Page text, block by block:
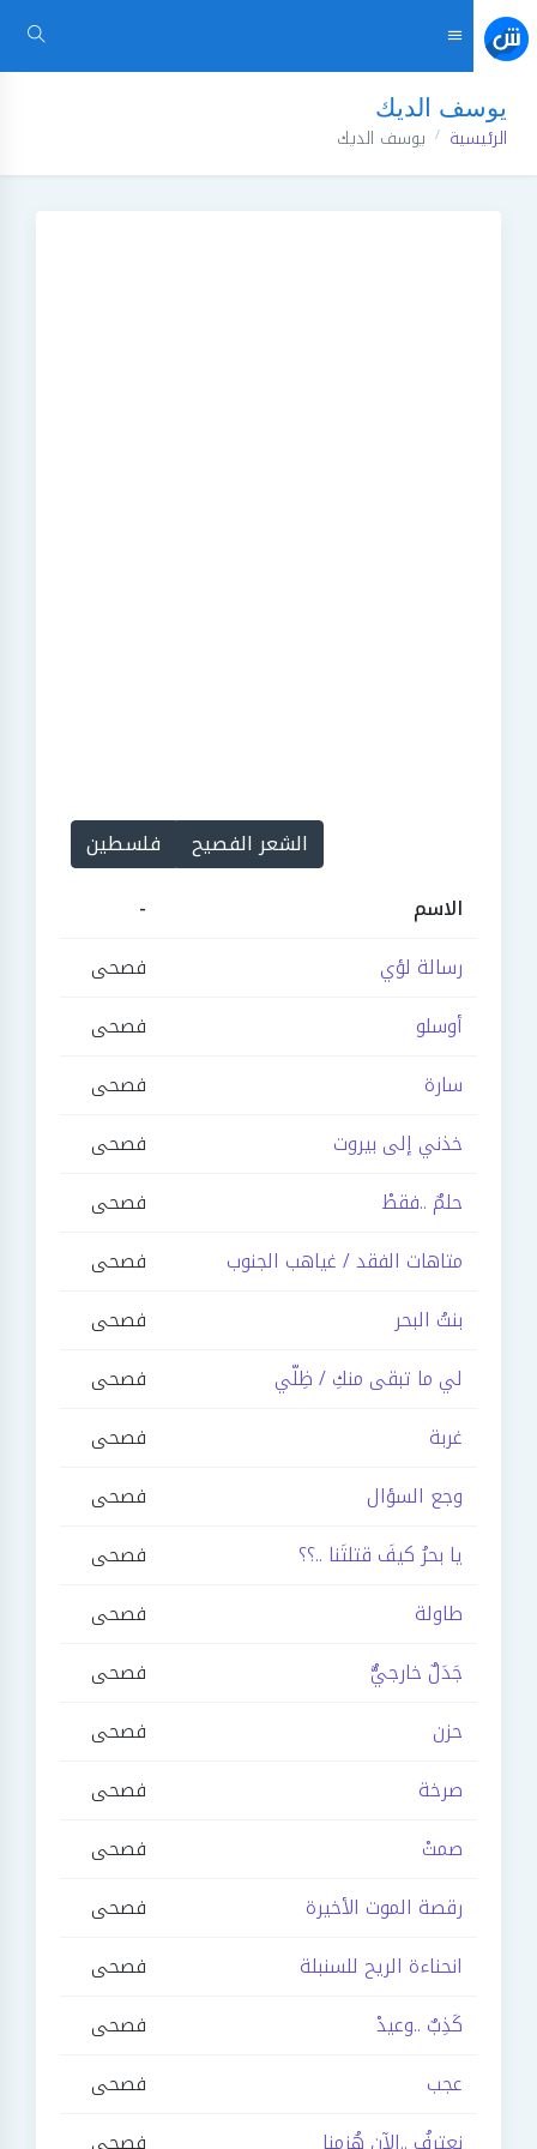
يوسف الديك
الرئيسية يوسف الديك
الشعر الفصيح
فلسطين
الاسم
-
رسالة لؤي
فصحى
أوسلو
فصحى
سارة
فصحى
خذني إلى بيروت
فصحى
حلمٌ ..فقطْ
فصحى
متاهات الفقد / غياهب الجنوب
فصحى
بنتُ البحر
فصحى
لي ما تبقى منكِ / ظِلّي
فصحى
غربة
فصحى
وجع السؤال
فصحى
يا بحرُ كيفَ قتلتَنا ..؟؟
فصحى
طاولة
فصحى
جَدَلٌ خارجيٌّ
فصحى
حزن
فصحى
صرخة
فصحى
صمتْ
فصحى
رقصة الموت الأخيرة
فصحى
انحناءة الريح للسنبلة
فصحى
كَذِبٌ ..وعيدْ
فصحى
عجب
فصحى